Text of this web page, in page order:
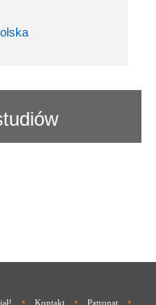
• Kontakt • Patronat •